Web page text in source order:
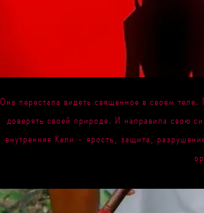
Она перестала видеть священное в своем теле.
доверять своей природе. И направила свою
внутренняя Кали - ярость, защита,